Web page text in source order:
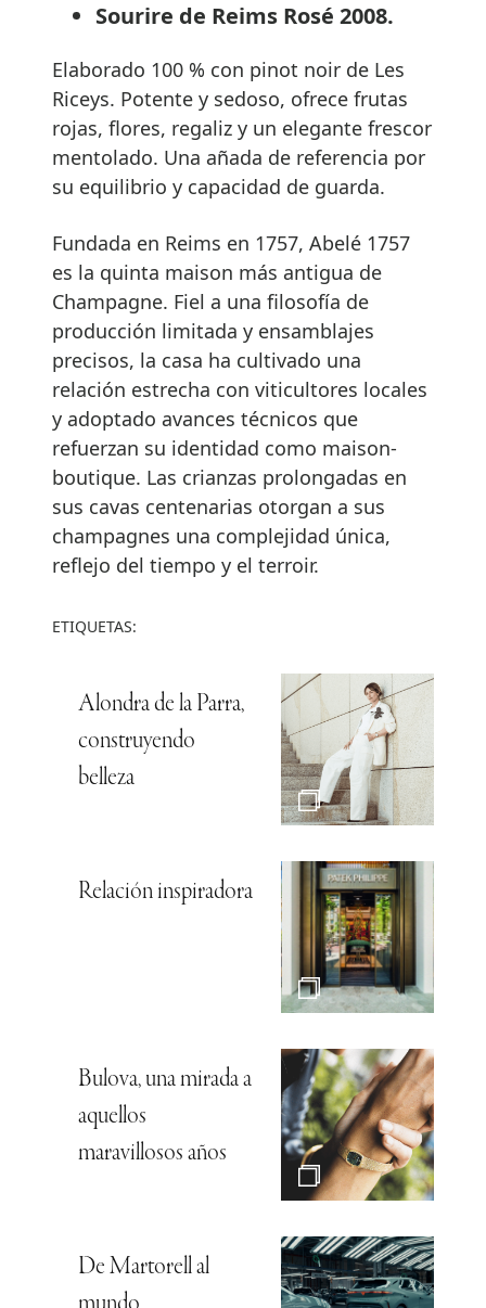
Sourire de Reims Rosé 2008.
Elaborado 100 % con pinot noir de Les
Riceys. Potente y sedoso, ofrece frutas
rojas, flores, regaliz y un elegante frescor
mentolado. Una añada de referencia por
su equilibrio y capacidad de guarda.
Fundada en Reims en 1757, Abelé 1757
es la quinta maison más antigua de
Champagne. Fiel a una filosofía de
producción limitada y ensamblajes
precisos, la casa ha cultivado una
relación estrecha con viticultores locales
y adoptado avances técnicos que
refuerzan su identidad como maison-
boutique. Las crianzas prolongadas en
sus cavas centenarias otorgan a sus
champagnes una complejidad única,
reflejo del tiempo y el terroir.
ETIQUETAS:
Alondra de la Parra,
construyendo
belleza
Relación inspiradora
Bulova, una mirada a
aquellos
maravillosos años
De Martorell al